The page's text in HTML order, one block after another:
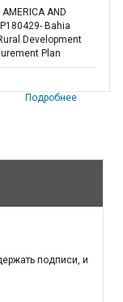
AND
Bahia
Development
Plan
Подробнее
подписи, и